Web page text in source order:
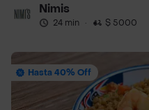
Nimis
24 min · $ 5000
Hasta 40% Off